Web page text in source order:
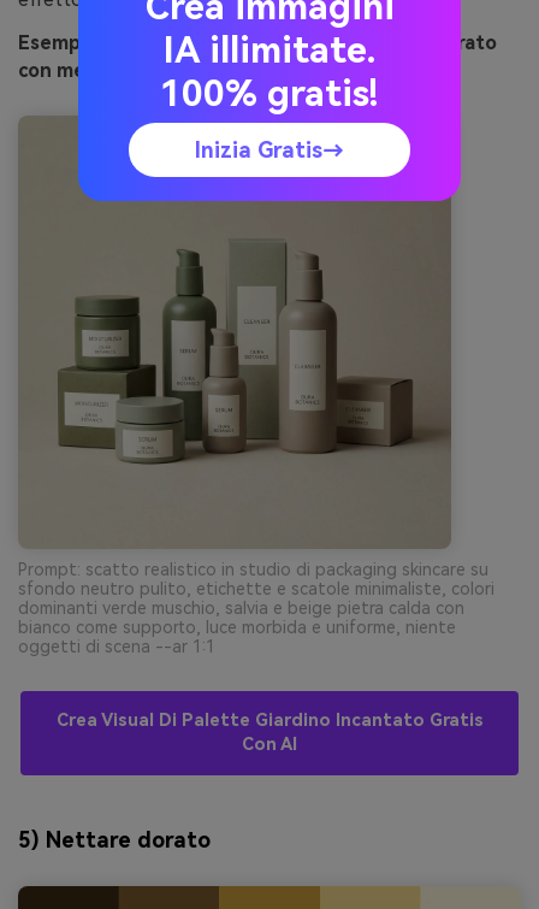
Esempio di immagine di muschio e marmo generato
con media.io
Prompt: scatto realistico in studio di packaging skincare su
sfondo neutro pulito, etichette e scatole minimaliste, colori
dominanti verde muschio, salvia e beige pietra calda con
bianco come supporto, luce morbida e uniforme, niente
oggetti di scena --ar 1:1
Crea Visual Di Palette Giardino Incantato Gratis
Con AI
5) Nettare dorato
IA illimitate.
100% gratis!
Inizia Gratis→